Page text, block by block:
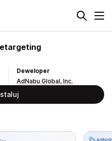
Deweloper
AdNabu Global, Inc.